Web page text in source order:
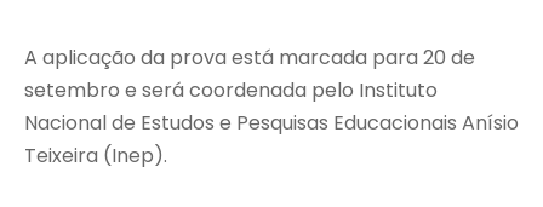
A aplicação da prova está marcada para 20 de
setembro e será coordenada pelo Instituto
Nacional de Estudos e Pesquisas Educacionais Anísio
Teixeira (Inep).